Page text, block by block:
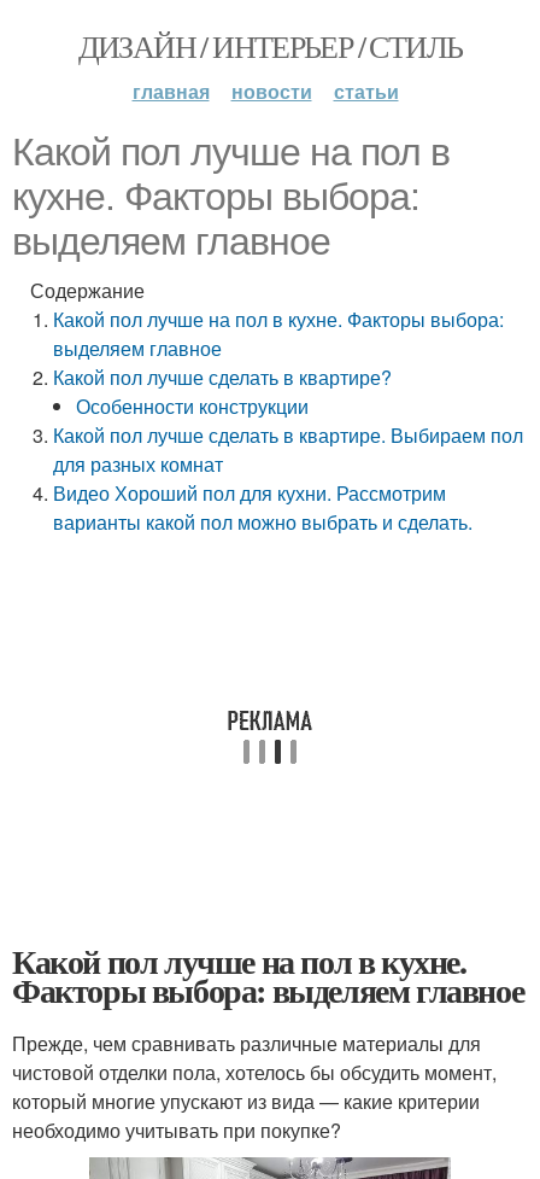
ДИЗАЙН / ИНТЕРЬЕР / СТИЛЬ
главная новости статьи
Какой пол лучше на пол в
кухне. Факторы выбора:
выделяем главное
Содержание
Какой пол лучше на пол в кухне. Факторы выбора:
выделяем главное
Какой пол лучше сделать в квартире?
Особенности конструкции
Какой пол лучше сделать в квартире. Выбираем пол
для разных комнат
Видео Хороший пол для кухни. Рассмотрим
варианты какой пол можно выбрать и сделать.
Какой пол лучше на пол в кухне.
Факторы выбора: выделяем главное
Прежде, чем сравнивать различные материалы для
чистовой отделки пола, хотелось бы обсудить момент,
который многие упускают из вида — какие критерии
необходимо учитывать при покупке?